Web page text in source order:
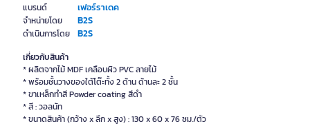
แบรนด์ เฟอร์ราเดค
จำหน่ายโดย B2S
ดำเนินการโดย B2S
เกี่ยวกับสินค้า
* ผลิตจากไม้ MDF เคลือบผิว PVC ลายไม้
* พร้อมชั้นวางของใต้โต๊ะทั้ง 2 ด้าน ด้านละ 2 ชั้น
* ขาเหล็กทำสี Powder coating สีดำ
* สี : วอลนัท
* ขนาดสินค้า (กว้าง x ลึก x สูง) : 130 x 60 x 76 ซม./ตัว